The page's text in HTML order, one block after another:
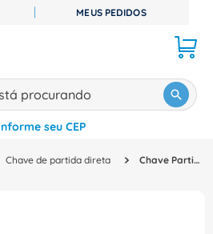
MEUS PEDIDOS
seu CEP
Chave de partida direta Chave Partida Dir 500V 0,09 0,75Kw 0,4 2A Mista 3RM10023AA14 Siemens